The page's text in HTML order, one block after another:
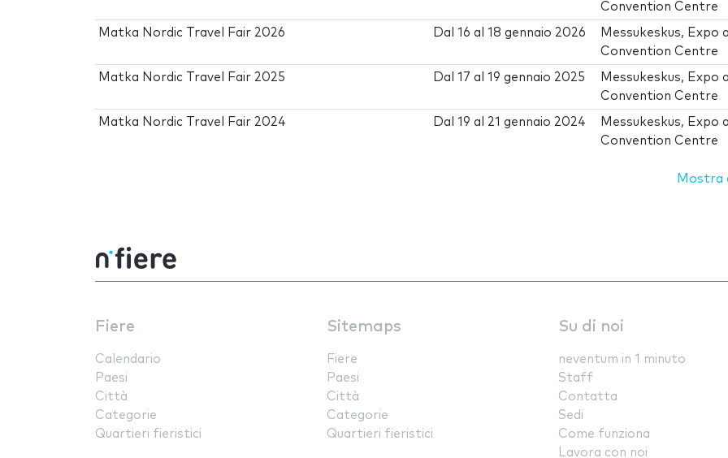
Convention Centre
Matka Nordic Travel Fair 2026 Dal16 al18 gennaio 2026
Messukeskus, Expo
Convention Centre
Matka Nordic Travel Fair 2025 Dal17 al19 gennaio 2025
Messukeskus, Expo
Convention Centre
Matka Nordic Travel Fair 2024 Dal19 al 21 gennaio 2024
Messukeskus, Expo
Convention Centre
Mostra
Fiere
Calendario
Paesi
Città
Categorie
Quartieri fieristici
Sitemaps
Fiere
Paesi
Città
Categorie
Quartieri fieristici
Su di noi
neventum in 1 minuto
Staff
Contatta
Sedi
Come funziona
Lavora con noi